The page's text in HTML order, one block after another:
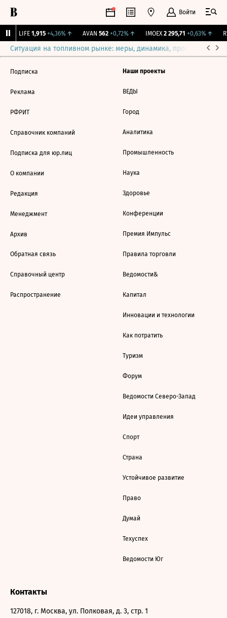
Войти
LIFE 1,915 +4,36%↑ AVAN 562 +0,72%↑ IMOEX 2 295,71 +0,63%↑
Ситуация на топливном рынке: меры, динамика, прогнозы
Подписка
Реклама
РФРИТ
Справочник компаний
Подписка для юр.лиц
О компании
Редакция
Менеджмент
Архив
Обратная связь
Справочный центр
Распространение
Наши проекты
ВЕДЫ
Город
Аналитика
Промышленность
Наука
Здоровье
Конференции
Премия Импульс
Правила торговли
Ведомости&
Капитал
Инновации и технологии
Как потратить
Туризм
Форум
Ведомости Северо-Запад
Идеи управления
Спорт
Страна
Устойчивое развитие
Право
Думай
Техуспех
Ведомости Юг
Контакты
127018, г. Москва, ул. Полковая, д. 3, стр. 1